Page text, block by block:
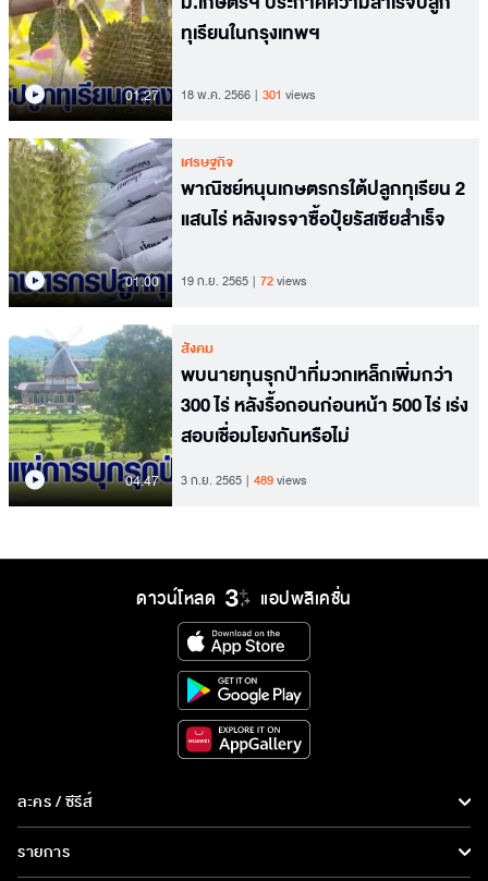
01.27
ทุเรียนในกรุงเทพฯ
18 พ.ค. 2566 301 views
01.00
เศรษฐกิจ
พาณิชย์หนุนเกษตรกรใต้ปลูกทุเรียน 2
แสนไร่ หลังเจรจาซื้อปุ๋ยรัสเซียสำเร็จ
19 ก.ย. 2565 72views
04.47
สังคม
พบนายทุนรุกป่าที่มวกเหล็กเพิ่มกว่า
300 ไร่ หลังรื้อถอนก่อนหน้า 500 ไร่ เร่ง
สอบเชื่อมโยงกันหรือไม่
3 ก.ย. 2565 489views
ดาวน์โหลด แอปพลิเคชั่น
ละคร / ซีรีส์
รายการ